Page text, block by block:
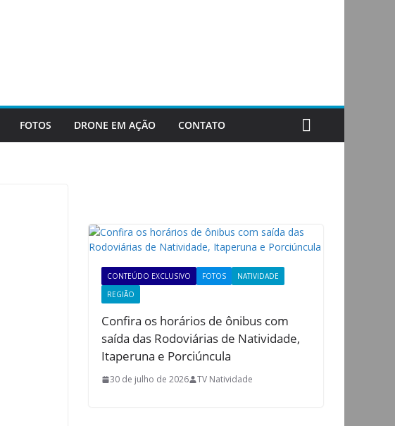
FOTOS DRONE EM AÇÃO CONTATO
CONTEÚDO EXCLUSIVO FOTOS
NATIVIDADE
REGIÃO
Confira os horários de ônibus com
saída das Rodoviárias de Natividade,
Itaperuna e Porciúncula
30 de julho de 2026 TV Natividade